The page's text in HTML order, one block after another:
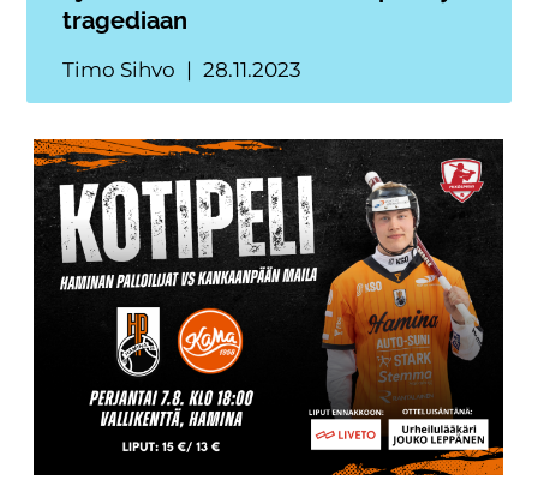
tragediaan
Timo Sihvo 28.11.2023